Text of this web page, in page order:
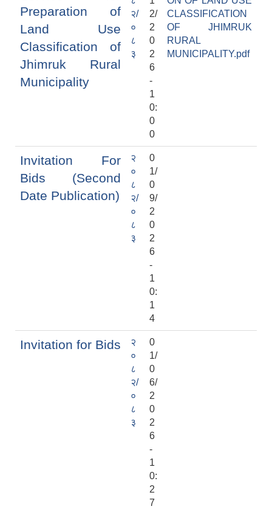
Preparation of
Land Use
Classification of
Jhimruk Rural
Municipality
२/
०
८
३
2/
2
0
2
6
-
1
0:
0
0
CLASSIFICATION
OF JHIMRUK
RURAL
MUNICIPALITY.pdf
Invitation For
Bids (Second
Date Publication)
२
०
८
२/
०
८
३
0
1/
0
9/
2
0
2
6
-
1
0:
1
4
Invitation for Bids
२
०
८
२/
०
८
३
0
1/
0
6/
2
0
2
6
-
1
0:
2
7